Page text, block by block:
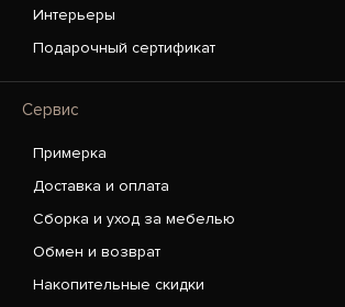
Интерьеры
Подарочный сертификат
Сервис
Примерка
Доставка и оплата
Сборка и уход за мебелью
Обмен и возврат
Накопительные скидки